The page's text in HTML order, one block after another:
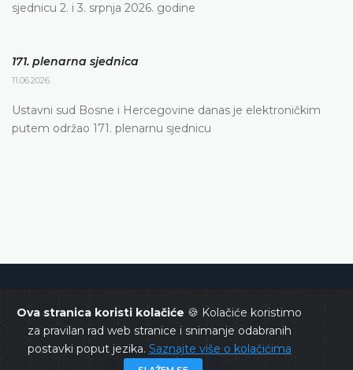
Ova stranica koristi kolačiće 🍪 Kolačiće koristimo
za pravilan rad web stranice i snimanje odabranih
postavki poput jezika. Saznajte više o kolačićima
sjednicu 2. i 3. srpnja 2026. godine
171. plenarna sjednica
11.06.2026.
Ustavni sud Bosne i Hercegovine danas je elektroničkim
putem održao 171. plenarnu sjednicu